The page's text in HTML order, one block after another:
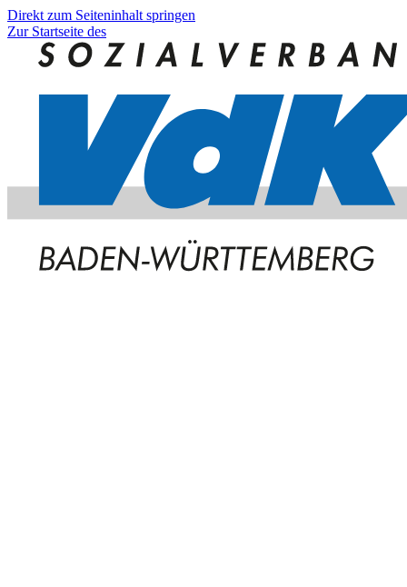
Direkt zum Seiteninhalt springen
Zur Startseite des